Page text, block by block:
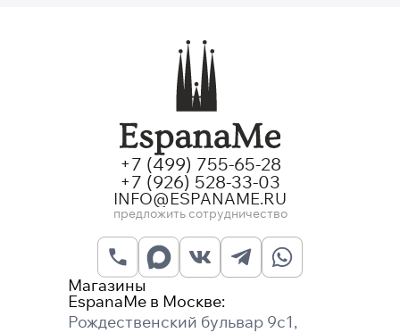
Магазины
EspanaMe в Москве:
Рождественский бульвар 9с1,
+7 (499) 755-65-28
+7 (926) 528-33-03
INFO@ESPANAME.RU
предложить сотрудничество